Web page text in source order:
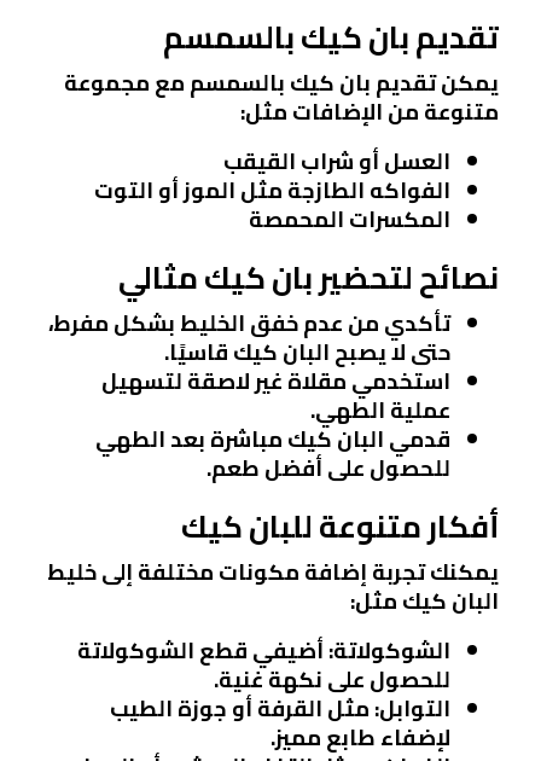
تقديم بان كيك بالسمسم
يمكن تقديم بان كيك بالسمسم مع مجموعة
متنوعة من الإضافات مثل:
العسل أو شراب القيقب
الفواكه الطازجة مثل الموز أو التوت
المكسرات المحمصة
نصائح لتحضير بان كيك مثالي
تأكدي من عدم خفق الخليط بشكل مفرط،
حتى لا يصبح البان كيك قاسيًا.
استخدمي مقلاة غير لاصقة لتسهيل
عملية الطهي.
قدمي البان كيك مباشرة بعد الطهي
للحصول على أفضل طعم.
أفكار متنوعة للبان كيك
يمكنك تجربة إضافة مكونات مختلفة إلى خليط
البان كيك مثل:
الشوكولاتة: أضيفي قطع الشوكولاتة
للحصول على نكهة غنية.
التوابل: مثل القرفة أو جوزة الطيب
لإضفاء طابع مميز.